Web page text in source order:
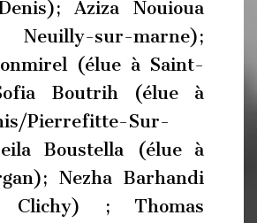
Aziza Nouioua
sur-marne);
(élue à Saint-
Boutrih (élue à
Pierrefitte-Sur-
Boustella (élue à
Nezha Barhandi
; Thomas